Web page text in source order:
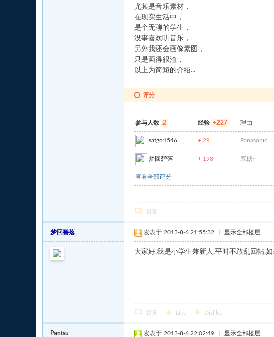
尤其是音乐素材，
在现实生活中，
是个无聊的学生，
没事喜欢听音乐，
另外我还会画像素图，
只是画得很渣，
以上为简短的介绍...
评分
参与人数 2 经验 +227 理由
satgo1546 + 29 Panasonic……
梦回碧落 + 198 塞糖~
查看全部评分
回复
梦回碧落 发表于 2013-8-6 21:55:32 显示全部楼层
大家好,我是小学生兼新人,平时不敢乱回帖,
回复 Like Dislike
Pantsu 发表于 2013-8-6 22:02:49 显示全部楼层